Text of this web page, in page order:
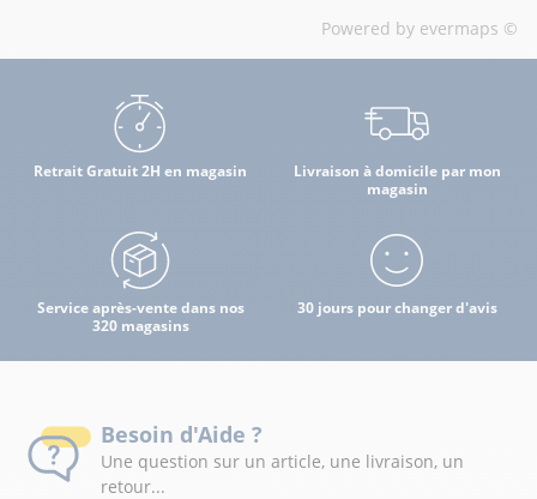
Powered by evermaps ©
Retrait Gratuit 2H en magasin
Livraison à domicile par mon
magasin
Service après-vente dans nos
320 magasins
30 jours pour changer d'avis
Besoin d'Aide ?
Une question sur un article, une livraison, un
retour...